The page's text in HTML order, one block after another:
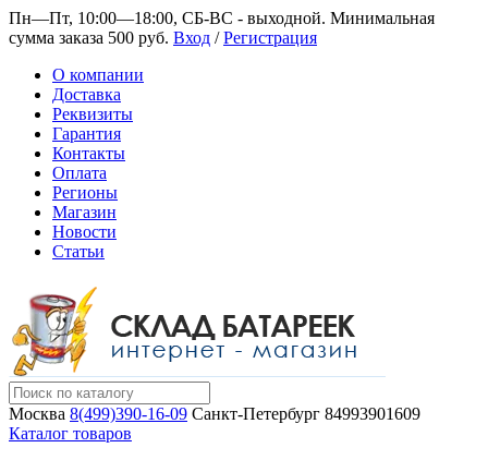
Пн—Пт, 10:00—18:00, СБ-ВС - выходной. Минимальная
сумма заказа 500 руб. Вход /Регистрация
О компании
Доставка
Реквизиты
Гарантия
Контакты
Оплата
Регионы
Магазин
Новости
Статьи
Москва 8(499)390-16-09 Санкт-Петербург 84993901609
Каталог товаров